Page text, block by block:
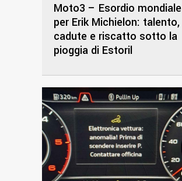
Moto3 – Esordio mondiale
per Erik Michielon: talento,
cadute e riscatto sotto la
pioggia di Estoril